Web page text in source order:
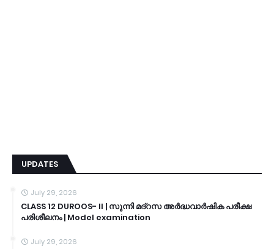
UPDATES
July 29, 2026
CLASS 12 DUROOS- II | സുന്നി മദ്റസ അർദ്ധവാർഷിക പരീക്ഷ
പരിശീലനം | Model examination
July 29, 2026